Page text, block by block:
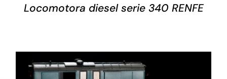
Locomotora diesel serie 340 RENFE